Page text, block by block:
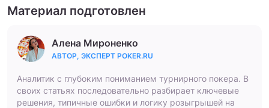
Материал подготовлен
Алена Мироненко
АВТОР, ЭКСПЕРТ POKER.RU
Аналитик с глубоким пониманием турнирного покера. В
своих статьях последовательно разбирает ключевые
решения, типичные ошибки и логику розыгрышей на